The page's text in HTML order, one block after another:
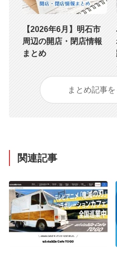
【2026年6月】明石市
周辺の開店・閉店情報
まとめ
まとめ記事
関連記事